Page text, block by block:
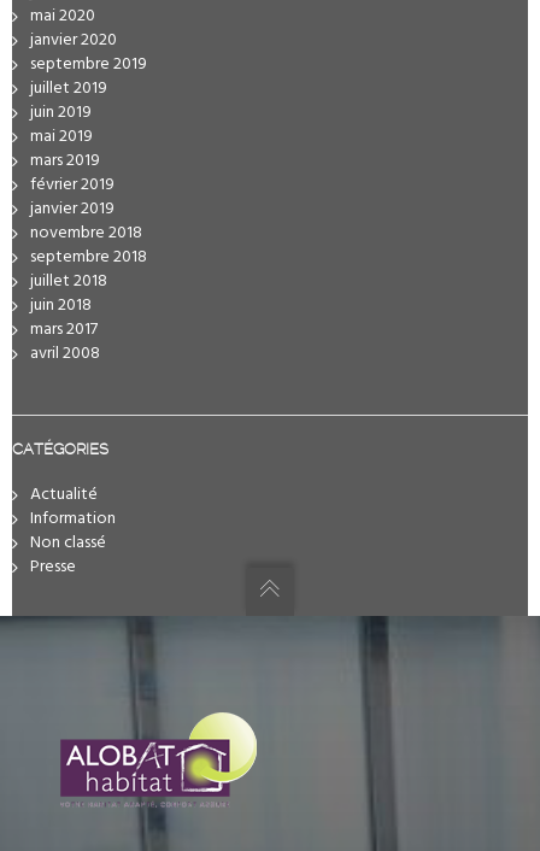
mai 2020
janvier 2020
septembre 2019
juillet 2019
juin 2019
mai 2019
mars 2019
février 2019
janvier 2019
novembre 2018
septembre 2018
juillet 2018
juin 2018
mars 2017
avril 2008
CATÉGORIES
Actualité
Information
Non classé
Presse